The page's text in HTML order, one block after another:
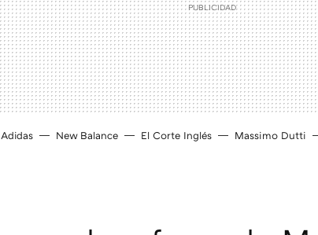
Adidas New Balance El Corte Inglés Massimo Dutti